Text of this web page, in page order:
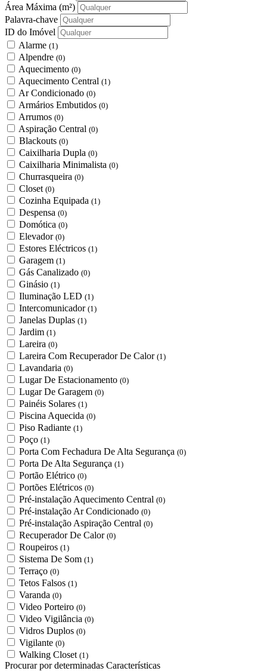
Área Máxima (m²)
Palavra-chave
ID do Imóvel
Alarme (1)
Alpendre (0)
Aquecimento (0)
Aquecimento Central (1)
Ar Condicionado (0)
Armários Embutidos (0)
Arrumos (0)
Aspiração Central (0)
Blackouts (0)
Caixilharia Dupla (0)
Caixilharia Minimalista (0)
Churrasqueira (0)
Closet (0)
Cozinha Equipada (1)
Despensa (0)
Domótica (0)
Elevador (0)
Estores Eléctricos (1)
Garagem (1)
Gás Canalizado (0)
Ginásio (1)
Iluminação LED (1)
Intercomunicador (1)
Janelas Duplas (1)
Jardim (1)
Lareira (0)
Lareira Com Recuperador De Calor (1)
Lavandaria (0)
Lugar De Estacionamento (0)
Lugar De Garagem (0)
Painéis Solares (1)
Piscina Aquecida (0)
Piso Radiante (1)
Poço (1)
Porta Com Fechadura De Alta Segurança (0)
Porta De Alta Segurança (1)
Portão Elétrico (0)
Portões Elétricos (0)
Pré-instalação Aquecimento Central (0)
Pré-instalação Ar Condicionado (0)
Pré-instalação Aspiração Central (0)
Recuperador De Calor (0)
Roupeiros (1)
Sistema De Som (1)
Terraço (0)
Tetos Falsos (1)
Varanda (0)
Video Porteiro (0)
Video Vigilância (0)
Vidros Duplos (0)
Vigilante (0)
Walking Closet (1)
Procurar por determinadas Características